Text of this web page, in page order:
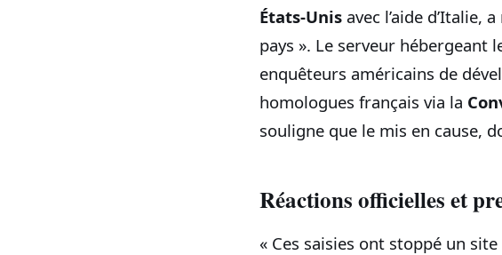
États-Unis avec l’aide d’Italie,
pays ». Le serveur hébergeant
enquêteurs américains de
homologues français via la
souligne que le mis en cause,
Réactions officielles et
« Ces saisies ont stoppé un